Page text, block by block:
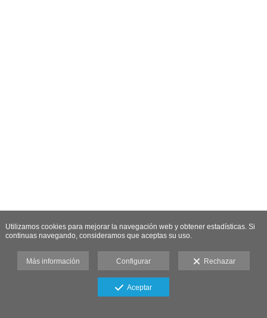
Utilizamos cookies para mejorar la navegación web y obtener estadísticas. Si
continuas navegando, consideramos que aceptas su uso.
Más información Configurar Rechazar
Aceptar